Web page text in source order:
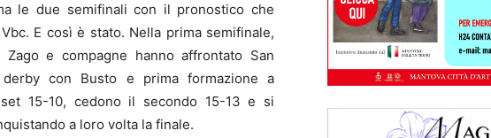
le due semifinali con il pronostico che
E così è stato. Nella prima semifinale,
e compagne hanno affrontato San
con Busto e prima formazione a
15-10, cedono il secondo 15-13 e si
a loro volta la finale.